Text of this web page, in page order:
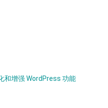
和增强 WordPress 功能